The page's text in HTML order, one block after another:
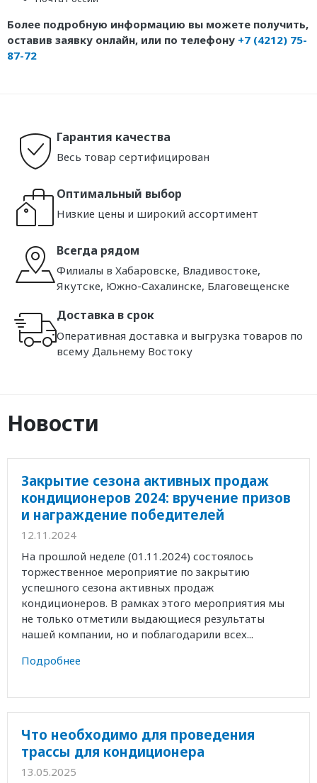
Более подробную информацию вы можете получить,
оставив заявку онлайн, или по телефону +7 (4212) 75-
87-72
Гарантия качества
Весь товар сертифицирован
Оптимальный выбор
Низкие цены и широкий ассортимент
Всегда рядом
Филиалы в Хабаровске, Владивостоке,
Якутске, Южно-Сахалинске, Благовещенске
Доставка в срок
Оперативная доставка и выгрузка товаров по
всему Дальнему Востоку
Новости
Закрытие сезона активных продаж
кондиционеров 2024: вручение призов
и награждение победителей
12.11.2024
На прошлой неделе (01.11.2024) состоялось
торжественное мероприятие по закрытию
успешного сезона активных продаж
кондиционеров. В рамках этого мероприятия мы
не только отметили выдающиеся результаты
нашей компании, но и поблагодарили всех...
Подробнее
Что необходимо для проведения
трассы для кондиционера
13.05.2025